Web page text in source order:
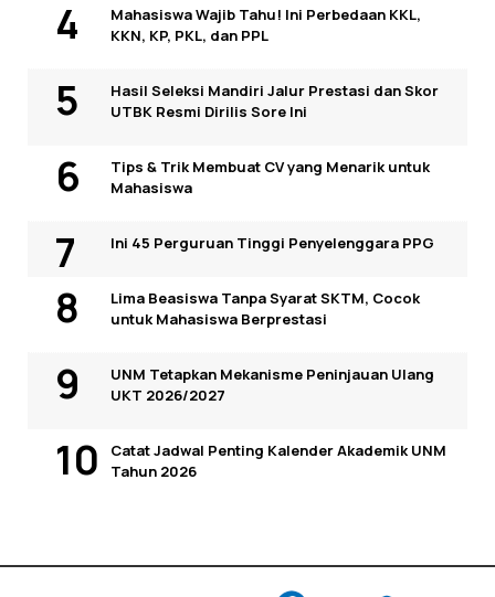
Mahasiswa Wajib Tahu! Ini Perbedaan KKL,
KKN, KP, PKL, dan PPL
Hasil Seleksi Mandiri Jalur Prestasi dan Skor
UTBK Resmi Dirilis Sore Ini
Tips & Trik Membuat CV yang Menarik untuk
Mahasiswa
Ini 45 Perguruan Tinggi Penyelenggara PPG
Lima Beasiswa Tanpa Syarat SKTM, Cocok
untuk Mahasiswa Berprestasi
UNM Tetapkan Mekanisme Peninjauan Ulang
UKT 2026/2027
Catat Jadwal Penting Kalender Akademik UNM
Tahun 2026